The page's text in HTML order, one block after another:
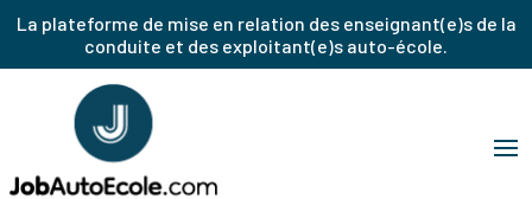
La plateforme de mise en relation des enseignant(e)s de la
conduite et des exploitant(e)s auto-école.